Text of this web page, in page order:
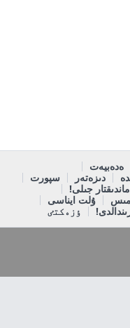
ەدەبيەت
دىزەتەر
سپورت
جىلى!
ۇلت ايناسى
ٶزەكتٸ